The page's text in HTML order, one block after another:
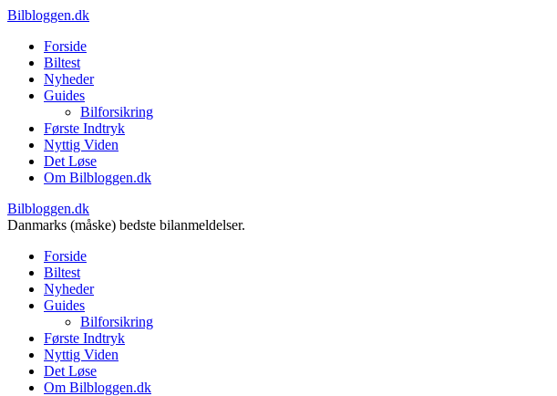
Bilbloggen.dk
Forside
Biltest
Nyheder
Guides
Bilforsikring
Første Indtryk
Nyttig Viden
Det Løse
Om Bilbloggen.dk
Bilbloggen.dk
Danmarks (måske) bedste bilanmeldelser.
Forside
Biltest
Nyheder
Guides
Bilforsikring
Første Indtryk
Nyttig Viden
Det Løse
Om Bilbloggen.dk